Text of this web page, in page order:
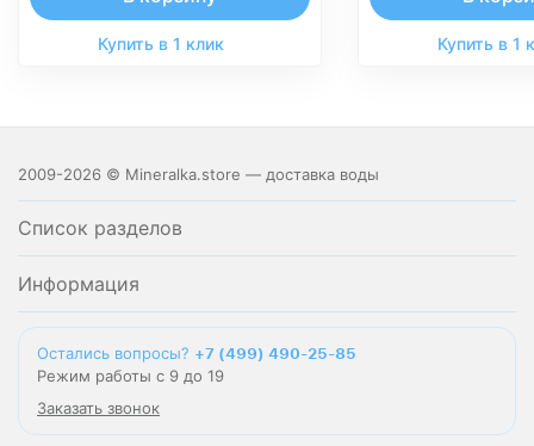
Купить в 1 клик Купить в 1
2009-2026 © Mineralka.store — доставка воды
Список разделов
Информация
Остались вопросы? +7 (499) 490-25-85
Режим работы с 9 до 19
Заказать звонок